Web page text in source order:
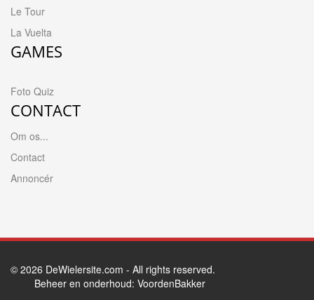
Le Tour
La Vuelta
GAMES
Foto Quiz
CONTACT
Om os...
Contact
Annoncér
© 2026 DeWielersite.com - All rights reserved.
Beheer en onderhoud: VoordenBakker